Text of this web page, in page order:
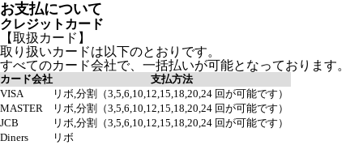
お支払について
クレジットカード
【取扱カード】
取り扱いカードは以下のとおりです。
すべてのカード会社で、一括払いが可能となっております。
カード会社
支払方法
VISA
リボ,分割（3,5,6,10,12,15,18,20,24 回が可能です）
MASTER
リボ,分割（3,5,6,10,12,15,18,20,24 回が可能です）
JCB
リボ,分割（3,5,6,10,12,15,18,20,24 回が可能です）
Diners
リボ